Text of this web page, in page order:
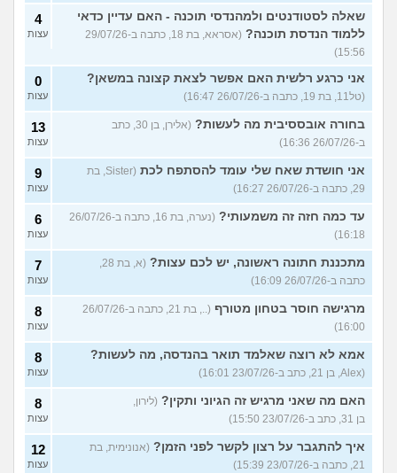
שאלה לסטודנטים ולמהנדסי תוכנה - האם עדיין כדאי
ללמוד הנדסת תוכנה?
(אסראא, בת 18, כתבה ב-29/07/26
15:56)
4
עצות
אני כרגע רלשית האם אפשר לצאת קצונה במשאן?
(טל11, בת 19, כתבה ב-26/07/26 16:47)
0
עצות
בחורה אובססיבית מה לעשות?
(אלירן, בן 30, כתב
ב-26/07/26 16:36)
13
עצות
אני חושדת שאח שלי עומד להסתפח לכת
(Sister, בת
29, כתבה ב-26/07/26 16:27)
9
עצות
עד כמה חזה זה משמעותי?
(נערה, בת 16, כתבה ב-26/07/26
16:18)
6
עצות
מתכננת חתונה ראשונה, יש לכם עצות?
(א, בת 28,
כתבה ב-26/07/26 16:09)
7
עצות
מרגישה חוסר בטחון מטורף
(.., בת 21, כתבה ב-26/07/26
16:00)
8
עצות
אמא לא רוצה שאלמד תואר בהנדסה, מה לעשות?
(Alex, בן 21, כתב ב-23/07/26 16:01)
8
עצות
האם מה שאני מרגיש זה הגיוני ותקין? (לירון,
בן 31, כתב ב-23/07/26 15:50)
8
עצות
איך להתגבר על רצון לקשר לפני הזמן? (אנונימית, בת
21, כתבה ב-23/07/26 15:39)
12
עצות